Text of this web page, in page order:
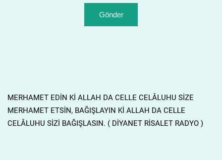
MERHAMET EDİN Kİ ALLAH DA CELLE CELÂLUHU SİZE
MERHAMET ETSİN, BAĞIŞLAYIN Kİ ALLAH DA CELLE
CELÂLUHU SİZİ BAĞIŞLASIN. ( DİYANET RİSALET RADYO )